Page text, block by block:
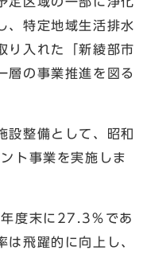
、特定地域生活排水
り入れた「新綾部市
層の事業推進を図る
設整備として、昭和
ト事業を実施しま
度末に27.3％であ
は飛躍的に向上し、